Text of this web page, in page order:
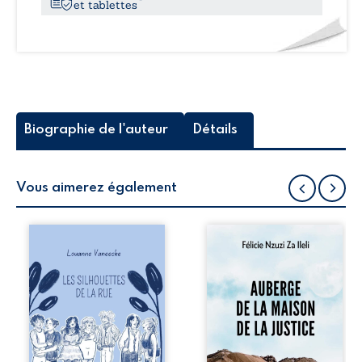
et tablettes
Biographie de l'auteur Détails
Vous aimerez également
la rue donne la
parole à six
personnages
ordinaires,
traversés par des
pensées, des
émotions et des
silences qui
Auberge de la
récit-témoignage
consacré au
parcours
exemplaire de
Mbala Zi Nkuaku
Lema Félix.